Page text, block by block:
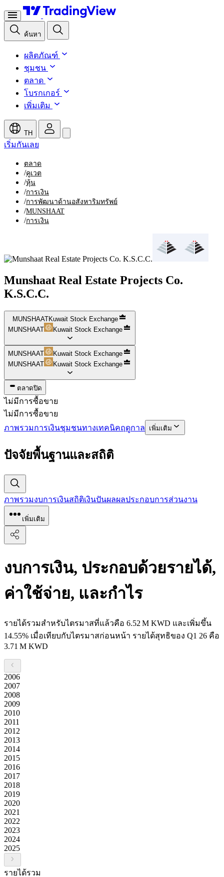
ค้นหา
ผลิตภัณฑ์
ชุมชน
ตลาด
โบรกเกอร์
เพิ่มเติม
TH
เริ่มกันเลย
ตลาด
/คูเวต
/หุ้น
/การเงิน
/การพัฒนาด้านอสังหาริมทรัพย์
/MUNSHAAT
/การเงิน
Munshaat Real Estate Projects Co.
K.S.C.C.
MUNSHAATKuwait Stock Exchange
MUNSHAAT
Kuwait Stock Exchange
MUNSHAAT
Kuwait Stock Exchange
MUNSHAAT
Kuwait Stock Exchange
ตลาดปิด
ไม่มีการซื้อขาย
ไม่มีการซื้อขาย
ภาพรวมการเงินชุมชนทางเทคนิคฤดูกาล เพิ่มเติม
ปัจจัยพื้นฐานและสถิติ
ภาพรวมงบการเงินสถิติเงินปันผลผลประกอบการส่วนงาน
เพิ่มเติม
งบการเงิน, ประกอบด้วยรายได้,
ค่าใช้จ่าย, และกำไร
รายได้รวมสำหรับไตรมาสที่แล้วคือ ‪6.52 M‬ KWD และเพิ่มขึ้น
14.55% เมื่อเทียบกับไตรมาสก่อนหน้า รายได้สุทธิของ Q1 26 คือ
‪3.71 M‬ KWD
2006
2007
2008
2009
2010
2011
2012
2013
2014
2015
2016
2017
2018
2019
2020
2021
2022
2023
2024
2025
รายได้รวม